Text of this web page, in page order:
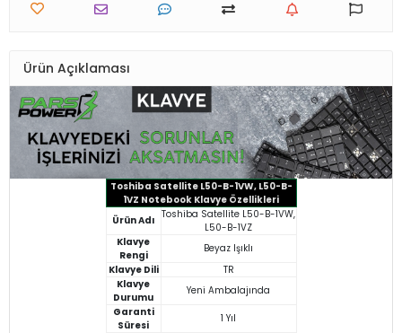
Ürün Açıklaması
Toshiba Satellite L50-B-1VW, L50-B-
1VZ Notebook Klavye Özellikleri
Ürün Adı Toshiba Satellite L50-B-1VW,
L50-B-1VZ
Klavye
Rengi
Beyaz Işıklı
Klavye Dili
TR
Klavye
Durumu
Yeni Ambalajında
Garanti
Süresi
1 Yıl